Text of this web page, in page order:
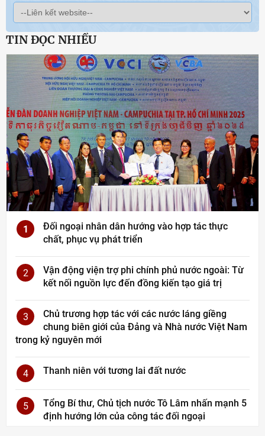
TIN ĐỌC NHIỀU
1
Đối ngoại nhân dân hướng vào hợp tác thực
chất, phục vụ phát triển
2
Vận động viện trợ phi chính phủ nước ngoài: Từ
kết nối nguồn lực đến đồng kiến tạo giá trị
3
Chủ trương hợp tác với các nước láng giềng
chung biên giới của Đảng và Nhà nước Việt Nam
trong kỷ nguyên mới
4 Thanh niên với tương lai đất nước
5
Tổng Bí thư, Chủ tịch nước Tô Lâm nhấn mạnh 5
định hướng lớn của công tác đối ngoại